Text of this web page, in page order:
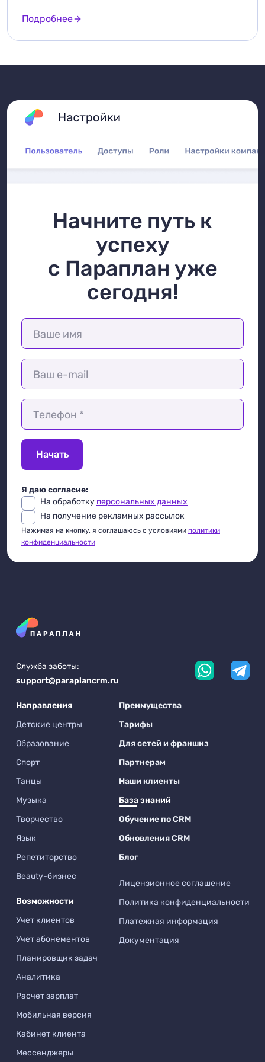
Подробнее
Начните путь к
успеху
с Параплан уже
сегодня!
Ваше имя
Ваш e-mail
Телефон *
Начать
Я даю согласие:
На обработку персональных данных
На получение рекламных рассылок
Нажимая на кнопку, я соглашаюсь с условиями политики
конфиденциальности
Служба заботы:
support@paraplancrm.ru
Направления
Детские центры
Образование
Спорт
Танцы
Музыка
Творчество
Язык
Репетиторство
Beauty-бизнес
Возможности
Учет клиентов
Учет абонементов
Планировщик задач
Аналитика
Расчет зарплат
Мобильная версия
Кабинет клиента
Мессенджеры
Преимущества
Тарифы
Для сетей и франшиз
Партнерам
Наши клиенты
База знаний
Обучение по CRM
Обновления CRM
Блог
Лицензионное соглашение
Политика конфиденциальности
Платежная информация
Документация